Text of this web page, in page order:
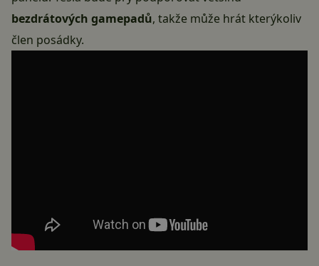
bezdrátových gamepadů, takže může hrát kterýkoliv
člen posádky.